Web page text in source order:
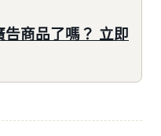
商品了嗎？ 立即